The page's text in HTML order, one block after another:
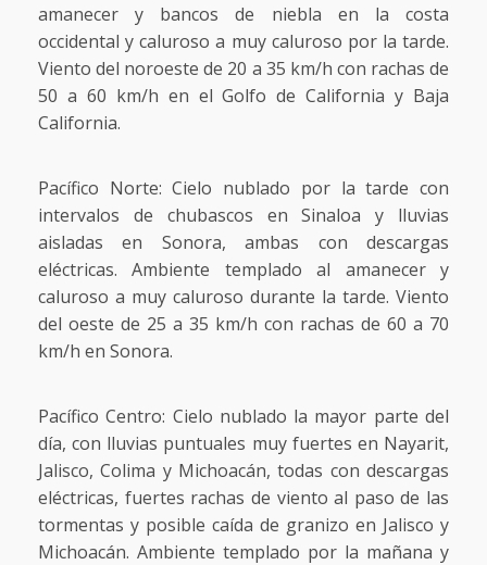
amanecer y bancos de niebla en la costa
occidental y caluroso a muy caluroso por la tarde.
Viento del noroeste de 20 a 35 km/h con rachas de
50 a 60 km/h en el Golfo de California y Baja
California.
Pacífico Norte: Cielo nublado por la tarde con
intervalos de chubascos en Sinaloa y lluvias
aisladas en Sonora, ambas con descargas
eléctricas. Ambiente templado al amanecer y
caluroso a muy caluroso durante la tarde. Viento
del oeste de 25 a 35 km/h con rachas de 60 a 70
km/h en Sonora.
Pacífico Centro: Cielo nublado la mayor parte del
día, con lluvias puntuales muy fuertes en Nayarit,
Jalisco, Colima y Michoacán, todas con descargas
eléctricas, fuertes rachas de viento al paso de las
tormentas y posible caída de granizo en Jalisco y
Michoacán. Ambiente templado por la mañana y